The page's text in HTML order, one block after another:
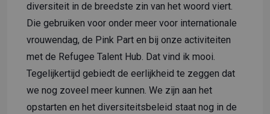
diversiteit in de breedste zin van het woord viert.
Die gebruiken voor onder meer voor internationale
vrouwendag, de Pink Part en bij onze activiteiten
met de Refugee Talent Hub. Dat vind ik mooi.
Tegelijkertijd gebiedt de eerlijkheid te zeggen dat
we nog zoveel meer kunnen. We zijn aan het
opstarten en het diversiteitsbeleid staat nog in de